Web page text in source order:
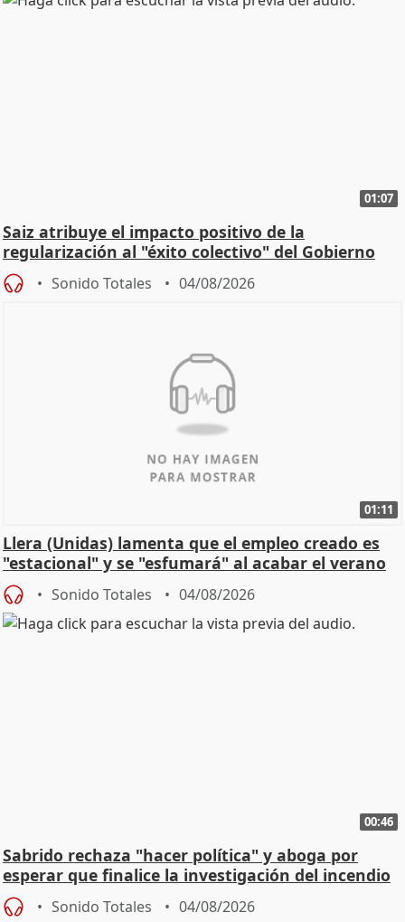
01:07
Saiz atribuye el impacto positivo de la
regularización al "éxito colectivo" del Gobierno
Sonido Totales 04/08/2026
01:11
Llera (Unidas) lamenta que el empleo creado es
"estacional" y se "esfumará" al acabar el verano
Sonido Totales 04/08/2026
00:46
Sabrido rechaza "hacer política" y aboga por
esperar que finalice la investigación del incendio
Sonido Totales 04/08/2026